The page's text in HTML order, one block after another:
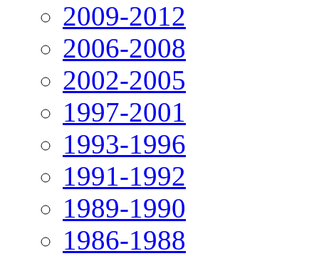
2009-2012
2006-2008
2002-2005
1997-2001
1993-1996
1991-1992
1989-1990
1986-1988